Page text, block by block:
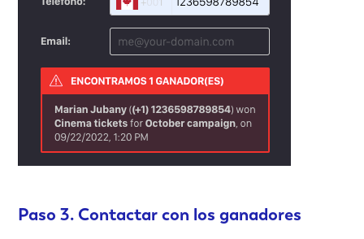
Paso 3. Contactar con los ganadores